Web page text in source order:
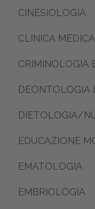
CINESIOLOGIA
CLINICA MEDICA
CRIMINOLOGIA
DEONTOLOGIA
DIETOLOGIA/
EDUCAZIONE
EMATOLOGIA
EMBRIOLOGIA